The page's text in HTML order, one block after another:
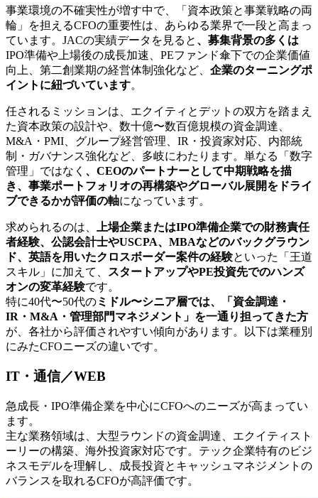
事業環境の不確実性が増す中で、「資本政策と事業戦略の両
輪」を担えるCFOの重要性は、あらゆる業界で一段と高まっ
ています。JACの実績データを見ると 、募集背景の多くは
IPO準備や上場後の成長加速、PEファンド傘下での企業価値
向上、第二創業期の経営体制強化など、 企業のターニングポ
イントに紐づいています。
任されるミッションは、エクイティとデットの双方を踏まえ
た資本政策の設計や、数十億〜数百億規模の資金調達、
M&A・PMI、グループ経営管理、IR・投資家対応、内部統
制・ガバナンス強化など、多岐にわたります。単なる「数字
管理」ではなく 、CEOのパートナーとして中期戦略を描
き、事業ポートフォリオの再構築やグローバル展開をドライ
ブできるかが評価の軸になっています。
求められるのは、
上場企業またはIPO準備企業での財務責任
者経験、公認会計士やUSCPA、MBAなどのバックグラウン
ド、英語を用いたクロスボーダー案件の経験といった「王道
スキル」に加えて、
スタートアップやPE投資先でのハンズ
オンの変革経験です。
特に40代〜50代のミドル〜シニア層では、「資金調達・
IR・M&A・管理部門マネジメント」を一通り担ってきた方
が、各社から評価されやすい傾向があります。以下は業種別
にみたCFOニーズの違いです。
IT・通信／WEB
急成長・IPO準備企業を中心にCFOへのニーズが高まってい
ます。
主な業務領域は、大型ラウンドの資金調達、エクイティスト
ーリーの構築、海外投資家対応です。テック企業特有のビジ
ネスモデルを理解し、成長投資とキャッシュマネジメントの
バランスを取れるCFOが高評価です。